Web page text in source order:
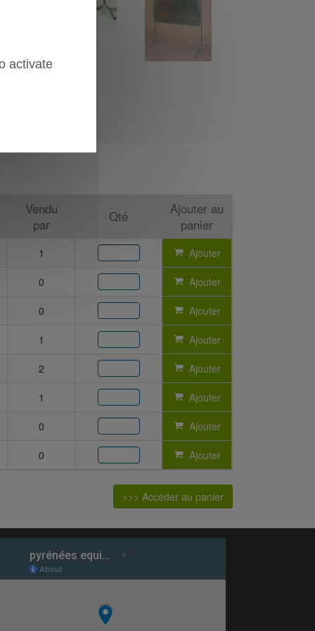
Vendu
par
Qté
Ajouter au
panier
1 Ajouter
0 Ajouter
0 Ajouter
1 Ajouter
2 Ajouter
1 Ajouter
0 Ajouter
0 Ajouter
>>> Accéder au panier
activate